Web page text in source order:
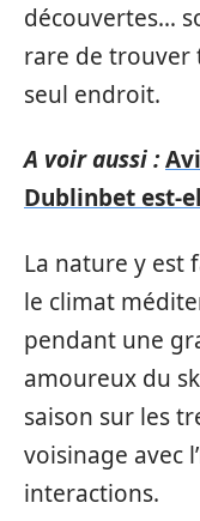
découvertes…
rare de trouver
seul endroit.
A voir aussi :
Dublinbet est-
La nature y est
le climat
pendant une
amoureux du
saison sur les
voisinage avec
interactions.